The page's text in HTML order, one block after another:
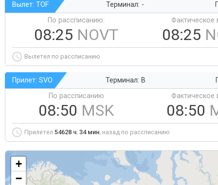
Вылет: TOF Терминал: -
По рассписанию:
08:25 NOVT
Фактическое
08:25
Вылетел по рассписанию
Прилет: SVO Терминал: B
По рассписанию
08:50 MSK
Фактическое
08:50
Прилетел 54628 ч. 34 мин. назад по рассписанию
+
−